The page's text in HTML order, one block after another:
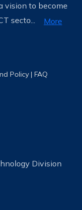
vision to become
secto...
More
Policy | FAQ
Division